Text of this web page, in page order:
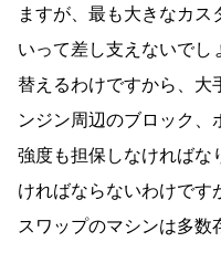
ますが、最も大きなカス
いって差し支えないでし
替えるわけですから、大
ンジン周辺のブロック、
強度も担保しなければな
ければならないわけです
スワップのマシンは多数